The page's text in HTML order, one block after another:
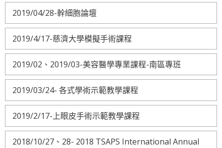
2019/04/28-幹細胞論壇
2019/4/17-慈濟大學模擬手術課程
2019/02、2019/03-美容醫學專業課程-南區專班
2019/03/24- 各式學術示範教學課程
2019/2/17-上眼皮手術示範教學課程
2018/10/27、28- 2018 TSAPS International Annual